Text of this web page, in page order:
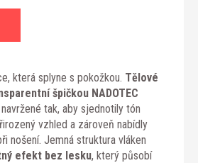
která splyne s pokožkou. Tělové
špičkou NADOTEC
tak, aby sjednotily tón
vzhled a zároveň nabídly
nošení. Jemná struktura vláken
efekt bez lesku, který působí